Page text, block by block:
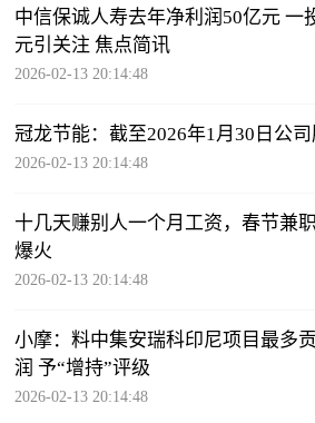
中信保诚人寿去年净利润50亿元 一
元引关注 焦点简讯
2026-02-13 20:14:48
冠龙节能：截至2026年1月30日公
2026-02-13 20:14:48
十几天赚别人一个月工资，春节兼
爆火
2026-02-13 20:14:48
小摩：料中集安瑞科印尼项目最多
润 予“增持”评级
2026-02-13 20:14:48